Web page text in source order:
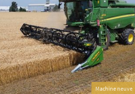
Machine neuve